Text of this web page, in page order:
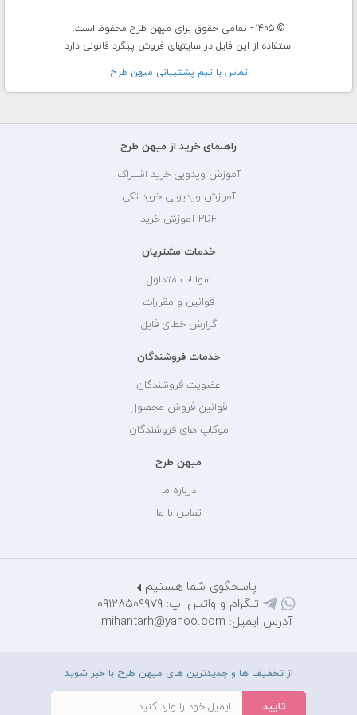
© 1405 - تمامی حقوق برای میهن طرح محفوظ است.
استفاده از این فایل در سایتهای فروش پیگرد قانونی دارد
تماس با تيم پشتيبانی ميهن طرح
راهنمای خرید از میهن طرح
آموزش ویدویی خرید اشتراک
آموزش ویدیویی خرید تکی
PDF آموزش خرید
خدمات مشتریان
سوالات متداول
قوانین و مقررات
گزارش خطای فایل
خدمات فروشندگان
عضویت فروشندگان
قوانین فروش محصول
موکاپ های فروشندگان
میهن طرح
درباره ما
تماس با ما
پاسخگوی شما هستیم
تلگرام و واتس اپ: 09128509979
آدرس ایمیل: mihantarh@yahoo.com
از تخفیف ها و جدیدترین های میهن طرح با خبر شوید